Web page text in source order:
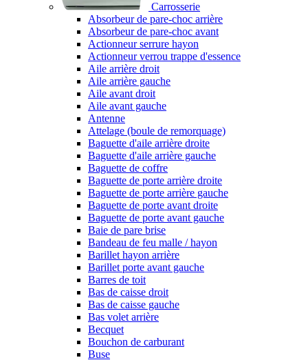
Carrosserie
Absorbeur de pare-choc arrière
Absorbeur de pare-choc avant
Actionneur serrure hayon
Actionneur verrou trappe d'essence
Aile arrière droit
Aile arrière gauche
Aile avant droit
Aile avant gauche
Antenne
Attelage (boule de remorquage)
Baguette d'aile arrière droite
Baguette d'aile arrière gauche
Baguette de coffre
Baguette de porte arrière droite
Baguette de porte arrière gauche
Baguette de porte avant droite
Baguette de porte avant gauche
Baie de pare brise
Bandeau de feu malle / hayon
Barillet hayon arrière
Barillet porte avant gauche
Barres de toit
Bas de caisse droit
Bas de caisse gauche
Bas volet arrière
Becquet
Bouchon de carburant
Buse